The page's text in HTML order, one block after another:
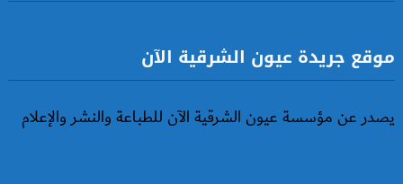
موقع جريدة عيون الشرقية الآن
يصدر عن مؤسسة عيون الشرقية الآن للطباعة والنشر والإعلام